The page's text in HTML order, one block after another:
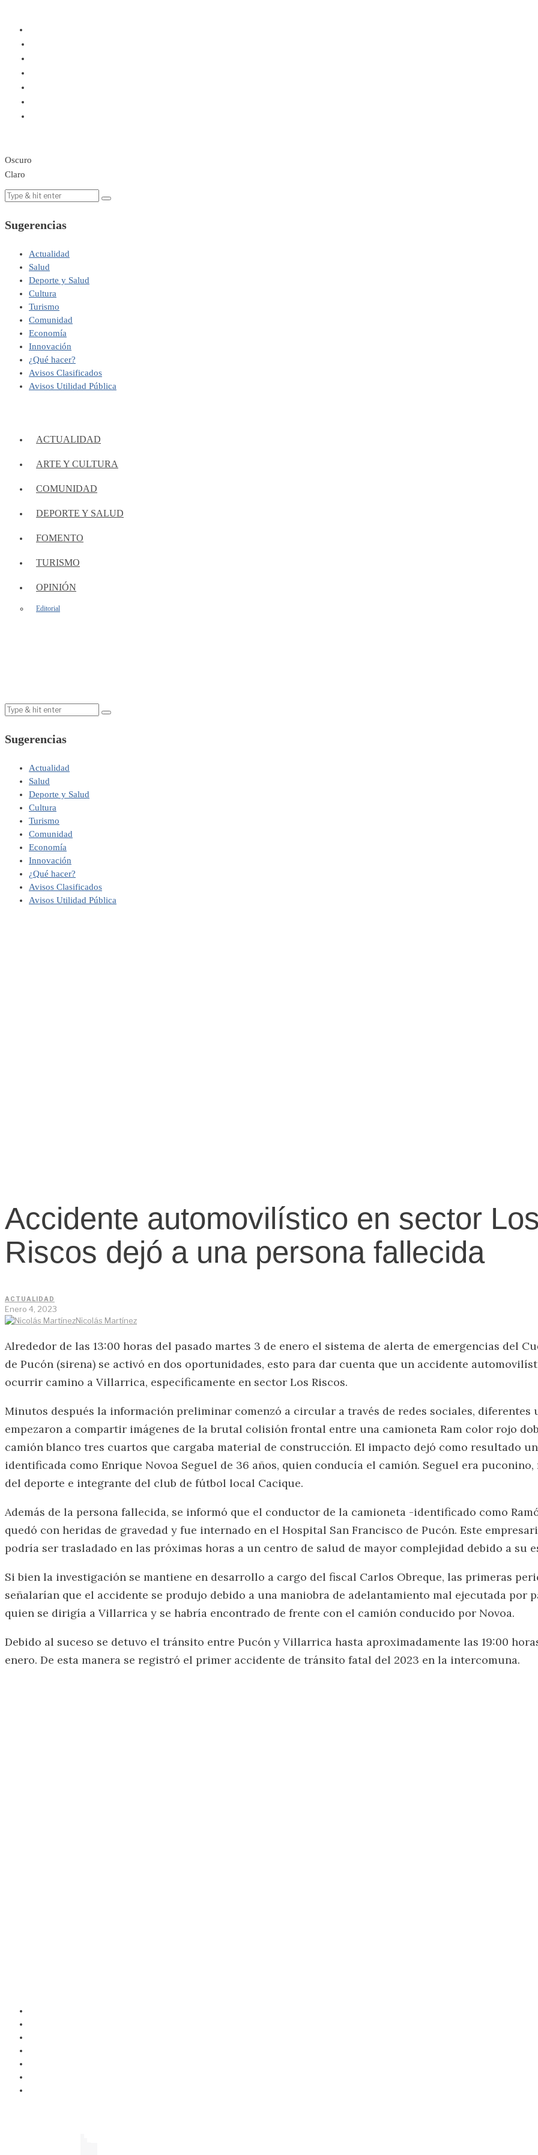
Oscuro
Claro
Sugerencias
Actualidad
Salud
Deporte y Salud
Cultura
Turismo
Comunidad
Economía
Innovación
¿Qué hacer?
Avisos Clasificados
Avisos Utilidad Pública
ACTUALIDAD
ARTE Y CULTURA
COMUNIDAD
DEPORTE Y SALUD
FOMENTO
TURISMO
OPINIÓN
Editorial
Sugerencias
Actualidad
Salud
Deporte y Salud
Cultura
Turismo
Comunidad
Economía
Innovación
¿Qué hacer?
Avisos Clasificados
Avisos Utilidad Pública
Accidente automovilístico en sector Los
Riscos dejó a una persona fallecida
ACTUALIDAD
Enero 4, 2023
Nicolás Martínez
Alrededor de las 13:00 horas del pasado martes 3 de enero el sistema de alerta de emergencias del
de Pucón (sirena) se activó en dos oportunidades, esto para dar cuenta que un accidente
ocurrir camino a Villarrica, específicamente en sector Los Riscos.
Minutos después la información preliminar comenzó a circular a través de redes sociales, diferentes
empezaron a compartir imágenes de la brutal colisión frontal entre una camioneta Ram color rojo
camión blanco tres cuartos que cargaba material de construcción. El impacto dejó como resultado
identificada como Enrique Novoa Seguel de 36 años, quien conducía el camión. Seguel era puconino,
del deporte e integrante del club de fútbol local Cacique.
Además de la persona fallecida, se informó que el conductor de la camioneta -identificado como
quedó con heridas de gravedad y fue internado en el Hospital San Francisco de Pucón. Este
podría ser trasladado en las próximas horas a un centro de salud de mayor complejidad debido a su
Si bien la investigación se mantiene en desarrollo a cargo del fiscal Carlos Obreque, las primeras
señalarían que el accidente se produjo debido a una maniobra de adelantamiento mal ejecutada por
quien se dirigía a Villarrica y se habría encontrado de frente con el camión conducido por Novoa.
Debido al suceso se detuvo el tránsito entre Pucón y Villarrica hasta aproximadamente las 19:00
enero. De esta manera se registró el primer accidente de tránsito fatal del 2023 en la intercomuna.